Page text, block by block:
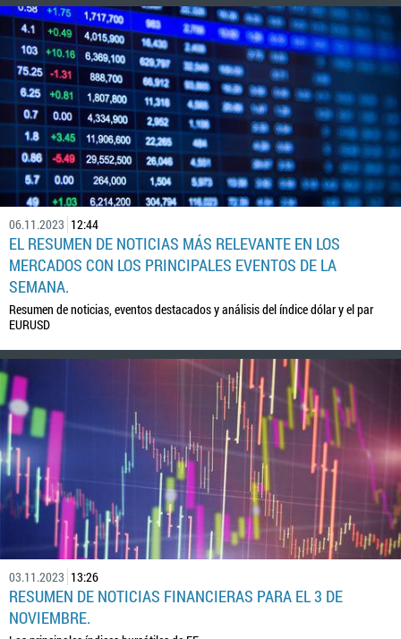
06.11.2023 12:44
EL RESUMEN DE NOTICIAS MÁS RELEVANTE EN LOS
MERCADOS CON LOS PRINCIPALES EVENTOS DE LA
SEMANA.
Resumen de noticias, eventos destacados y análisis del índice dólar y el par
EURUSD
03.11.2023 13:26
RESUMEN DE NOTICIAS FINANCIERAS PARA EL 3 DE
NOVIEMBRE.